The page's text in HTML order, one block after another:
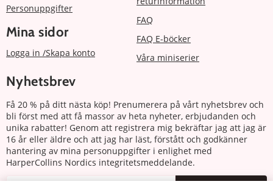
Personuppgifter
Mina sidor
Logga in /Skapa konto
FAQ
FAQ E-böcker
Våra miniserier
Nyhetsbrev
Få 20 % på ditt nästa köp! Prenumerera på vårt nyhetsbrev och
bli först med att få massor av heta nyheter, erbjudanden och
unika rabatter! Genom att registrera mig bekräftar jag att jag är
16 år eller äldre och att jag har läst, förstått och godkänner
hantering av mina personuppgifter i enlighet med
HarperCollins Nordics integritetsmeddelande.